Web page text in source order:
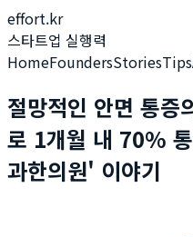
effort.kr
스타트업 실행력
HomeFoundersStoriesTips
절망적인 안면 통증
로 1개월 내 70%
과한의원' 이야기